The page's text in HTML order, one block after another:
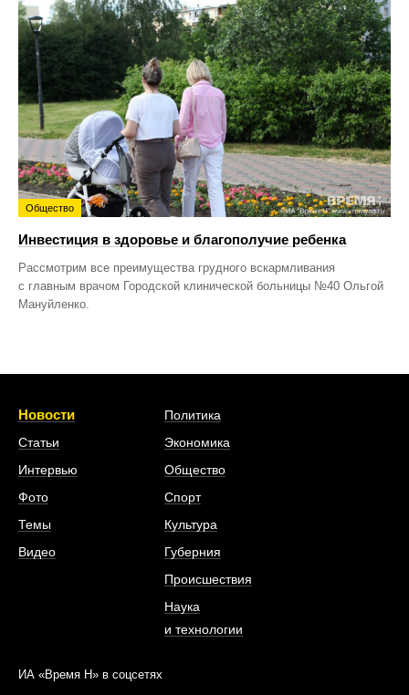
Общество
Инвестиция в здоровье и благополучие ребенка
Рассмотрим все преимущества грудного вскармливания
с главным врачом Городской клинической больницы №40 Ольгой
Мануйленко.
Новости
Статьи
Интервью
Фото
Темы
Видео
Политика
Экономика
Общество
Спорт
Культура
Губерния
Происшествия
Наука
и технологии
ИА «Время Н» в соцсетях